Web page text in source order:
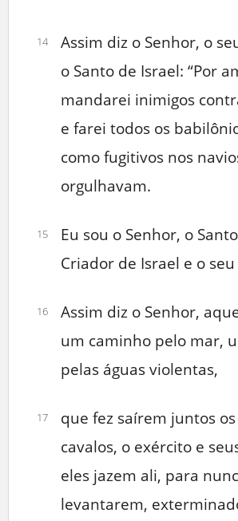
14
Assim diz o Senhor, o
o Santo de Israel: “Por
mandarei inimigos
e farei todos os
como fugitivos nos
orgulhavam.
15
Eu sou o Senhor, o
Criador de Israel e o seu
16
Assim diz o Senhor,
um caminho pelo mar,
pelas águas violentas,
17
que fez saírem juntos
cavalos, o exército e
eles jazem ali, para
levantarem,